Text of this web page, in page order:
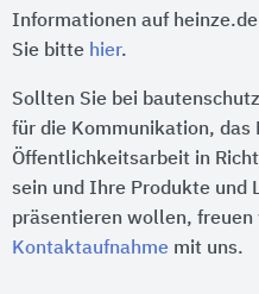
Informationen auf
Sie bitte hier.
Sollten Sie bei
für die Kommunikation, das
Öffentlichkeitsarbeit in
sein und Ihre Produkte und
präsentieren wollen,
Kontaktaufnahme mit uns.